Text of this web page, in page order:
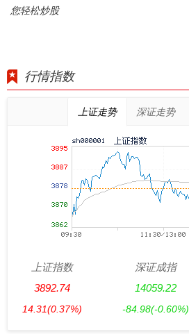
您轻松炒股
行情指数
上证走势 深证走势
上证指数
3892.74
14.31(0.37%)
深证成指
14059.22
-84.98(-0.60%)